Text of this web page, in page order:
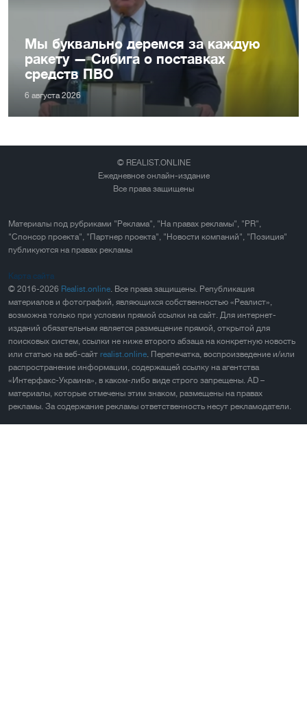
Мы буквально деремся за каждую
ракету — Сибига о поставках
средств ПВО
6 августа 2026
© REALIST.ONLINE
Ежедневное онлайн-издание
Все права защищены
Материалы под рубриками "Реклама", "На правах рекламы", "PR",
"Спонсор проекта", "Партнер проекта", "Новости компаний", "Позиция"
публикуются на правах рекламы
Карта сайта
© 2016-2026 Realist.online . Все права защищены. Републикация
материалов и фотографий, являющихся собственностью «Реалист»,
возможна только при условии прямой ссылки на сайт. Для интернет-
изданий обязательным является размещение прямой, открытой для
поисковых систем, ссылки не ниже второго абзаца на конкретную новость
или статью на веб-сайт realist.online . Перепечатка, воспроизведение и/или
распространение информации, содержащей ссылку на агентства
«Интерфакс-Украина», в каком-либо виде строго запрещены. AD –
материалы, которые отмечены этим знаком, размещены на правах
рекламы. За содержание рекламы ответственность несут рекламодатели.